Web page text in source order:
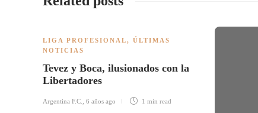
LIGA PROFESIONAL, ÚLTIMAS
NOTICIAS
Tevez y Boca, ilusionados con la
Libertadores
Argentina F.C. 6 años ago 1 min read